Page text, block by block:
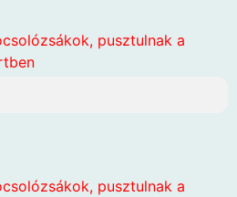
pusztulnak a
pusztulnak a